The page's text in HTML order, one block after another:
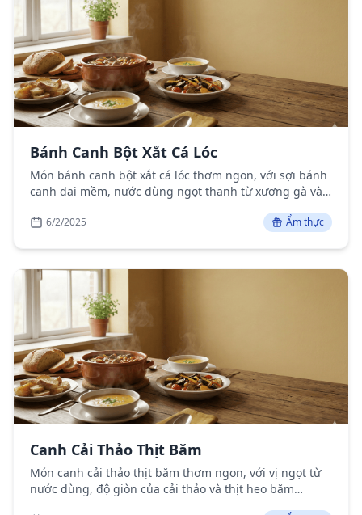
Bánh Canh Bột Xắt Cá Lóc
Món bánh canh bột xắt cá lóc thơm ngon, với sợi bánh
canh dai mềm, nước dùng ngọt thanh từ xương gà và
Việt Nam.
6/2/2025 Ẩm thực
Canh Cải Thảo Thịt Băm
Món canh cải thảo thịt băm thơm ngon, với vị ngọt từ
nước dùng, độ giòn của cải thảo và thịt heo băm